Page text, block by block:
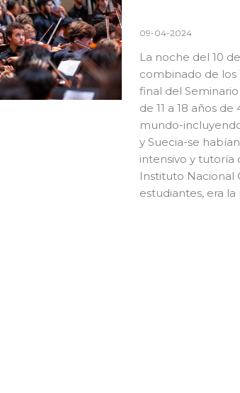
09-04-2024
La noche del 10
combinado de los
final del
de 11 a 18 años
mundo-
y Suecia-se
intensivo y tutoría
Instituto Nacional
estudiantes, era